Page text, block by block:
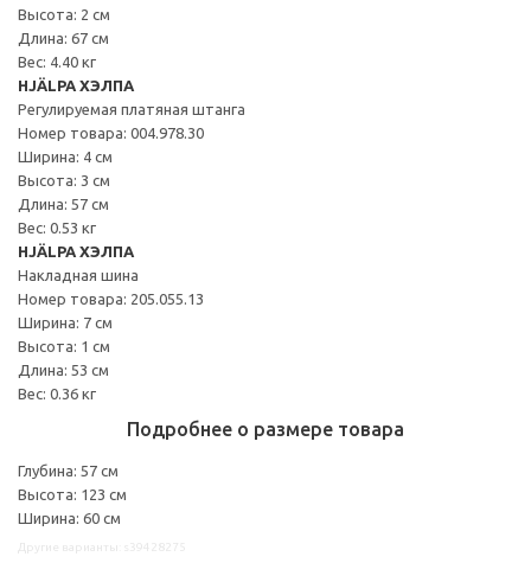
Высота: 2 см
Длина: 67 см
Вес: 4.40 кг
HJÄLPA ХЭЛПА
Регулируемая платяная штанга
Номер товара: 004.978.30
Ширина: 4 см
Высота: 3 см
Длина: 57 см
Вес: 0.53 кг
HJÄLPA ХЭЛПА
Накладная шина
Номер товара: 205.055.13
Ширина: 7 см
Высота: 1 см
Длина: 53 см
Вес: 0.36 кг
Подробнее о размере товара
Глубина: 57 см
Высота: 123 см
Ширина: 60 см